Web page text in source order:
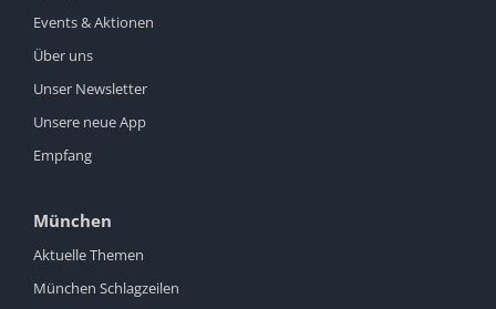
Events & Aktionen
Über uns
Unser Newsletter
Unsere neue App
Empfang
München
Aktuelle Themen
München Schlagzeilen